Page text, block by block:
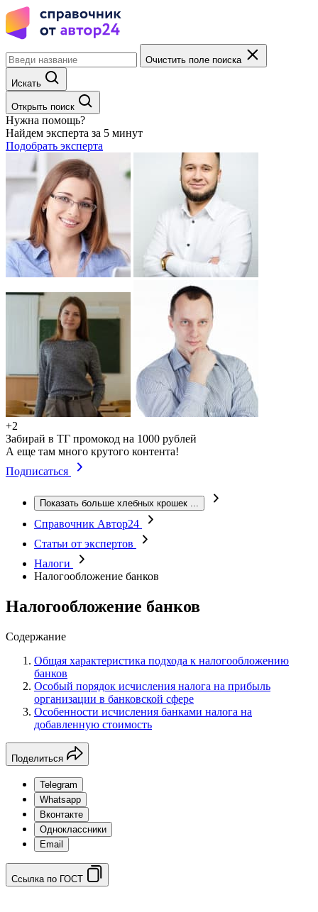
Очистить поле поиска
Искать
Открыть поиск
Нужна помощь?
Найдем эксперта за 5 минут
Подобрать эксперта
+2
Забирай в ТГ промокод на 1000 рублей
А еще там много крутого контента!
Подписаться
Показать больше хлебных крошек ...
Справочник Автор24
Статьи от экспертов
Налоги
Налогообложение банков
Налогообложение банков
Содержание
Общая характеристика подхода к налогообложению
банков
Особый порядок исчисления налога на прибыль
организации в банковской сфере
Особенности исчисления банками налога на
добавленную стоимость
Поделиться
Telegram
Whatsapp
Вконтакте
Одноклассники
Email
Ссылка по ГОСТ